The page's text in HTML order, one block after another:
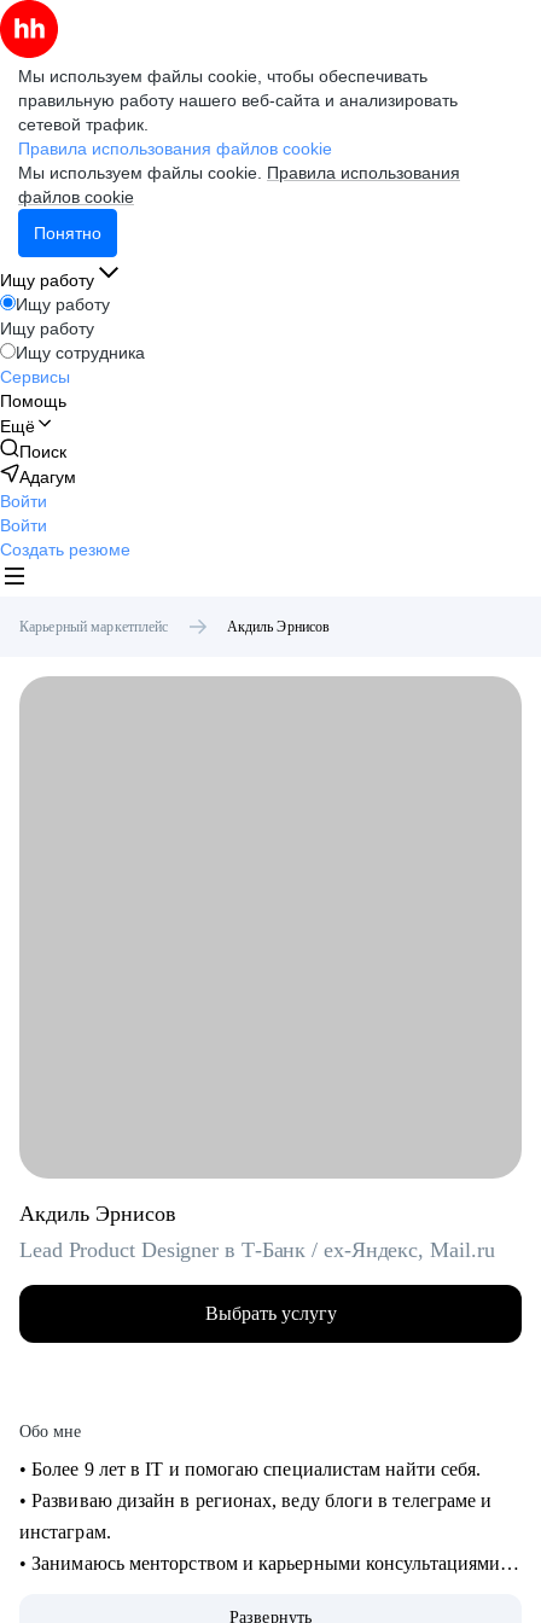
Мы используем файлы cookie, чтобы обеспечивать
правильную работу нашего веб-сайта и анализировать
сетевой трафик.
Правила использования файлов cookie
Мы используем файлы cookie. Правила использования
файлов cookie
Понятно
Ищу работу
Ищу работу
Ищу работу
Ищу сотрудника
Сервисы
Помощь
Ещё
Поиск
Адагум
Войти
Войти
Создать резюме
Карьерный маркетплейс Акдиль Эрнисов
Акдиль Эрнисов
Lead Product Designer в Т-Банк / ex-Яндекс, Mail.ru
Выбрать услугу
Обо мне
• Более 9 лет в IT и помогаю специалистам найти себя.
• Развиваю дизайн в регионах, веду блоги в телеграме и
инстаграм.
• Занимаюсь менторством и карьерными консультациями с
Развернуть